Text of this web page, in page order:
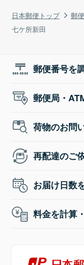
日本郵便トップ 郵
七ケ所新田
郵便番号を
郵便局・
荷物のお問
再配達のご
お届け日数
料金を計算